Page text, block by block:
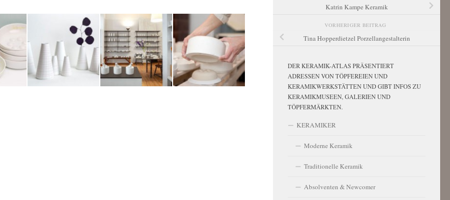
Katrin Kampe Keramik
VORHERIGER BEITRAG
Tina Hopperdietzel Porzellangestalterin
DER KERAMIK-ATLAS PRÄSENTIERT
ADRESSEN VON TÖPFEREIEN UND
KERAMIKWERKSTÄTTEN UND GIBT INFOS ZU
KERAMIKMUSEEN, GALERIEN UND
TÖPFERMÄRKTEN.
KERAMIKER
Moderne Keramik
Traditionelle Keramik
Absolventen & Newcomer